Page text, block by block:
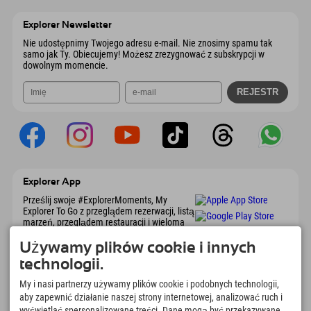
Explorer Newsletter
Nie udostępnimy Twojego adresu e-mail. Nie znosimy spamu tak
samo jak Ty. Obiecujemy! Możesz zrezygnować z subskrypcji w
dowolnym momencie.
Explorer App
Prześlij swoje #ExplorerMoments, My
Explorer To Go z przeglądem rezerwacji, listą
marzeń, przeglądem restauracji i wieloma
Czas na chwile odkrywcy
166
Jeziora górskie i baseny
4.634km
Stoki do jazdy na nartach i
Używamy plików cookie i innych
technologii.
My i nasi partnerzy używamy plików cookie i podobnych technologii,
aby zapewnić działanie naszej strony internetowej, analizować ruch i